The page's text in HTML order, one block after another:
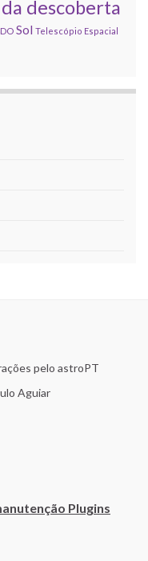
descoberta
Sol Telescópio Espacial
pelo astroPT
Aguiar
Plugins